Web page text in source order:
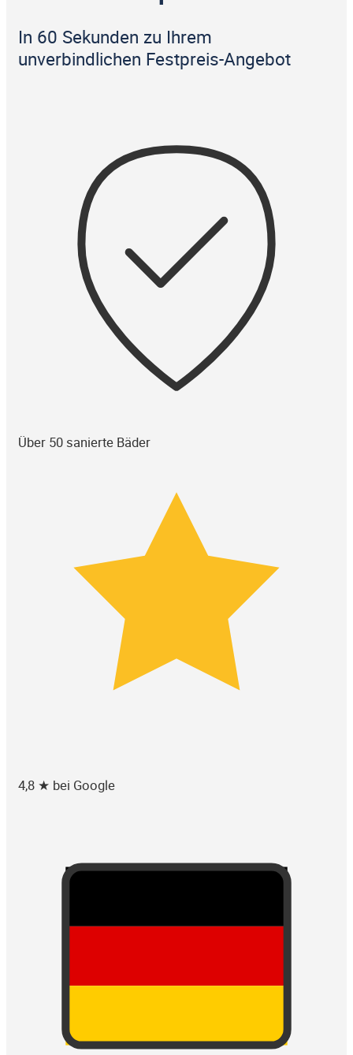
In 60 Sekunden zu Ihrem
unverbindlichen Festpreis-Angebot
Über 50 sanierte Bäder
4,8 ★ bei Google